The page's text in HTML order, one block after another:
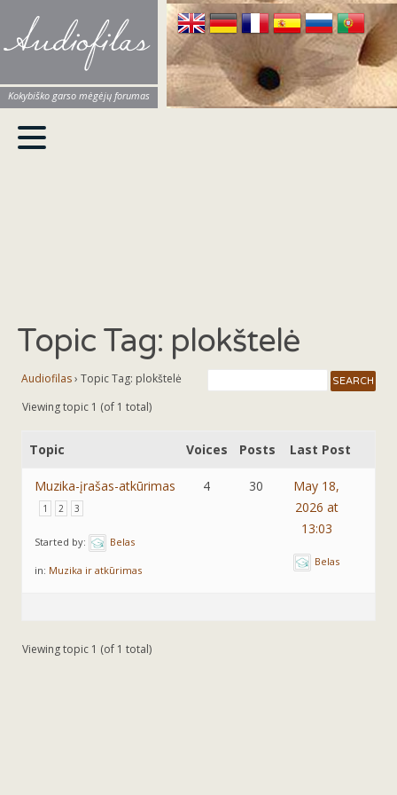
Audiofilas
Kokybiško garso mėgėjų forumas
Topic Tag: plokštelė
Audiofilas› Topic Tag: plokštelė
Viewing topic 1 (of 1 total)
Topic Voices Posts Last Post
Muzika-įrašas-atkūrimas
1 2 3
Started by: Belas
in: Muzika ir atkūrimas
4 30
May 18,
2026 at
13:03
Belas
Viewing topic 1 (of 1 total)